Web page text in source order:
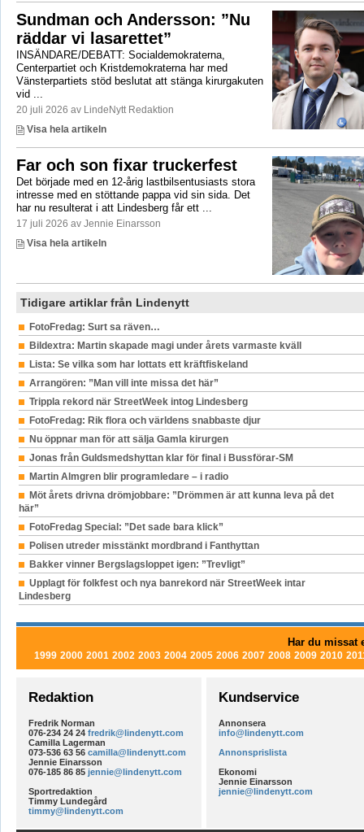
Sundman och Andersson: ”Nu
räddar vi lasarettet”
INSÄNDARE/DEBATT: Socialdemokraterna,
Centerpartiet och Kristdemokraterna har med
Vänsterpartiets stöd beslutat att stänga kirurgakuten
vid ...
20 juli 2026 av LindeNytt Redaktion
Visa hela artikeln
Far och son fixar truckerfest
Det började med en 12-årig lastbilsentusiasts stora
intresse med en stöttande pappa vid sin sida. Det
har nu resulterat i att Lindesberg får ett ...
17 juli 2026 av Jennie Einarsson
Visa hela artikeln
Tidigare artiklar från Lindenytt
FotoFredag: Surt sa räven…
Bildextra: Martin skapade magi under årets varmaste kväll
Lista: Se vilka som har lottats ett kräftfiskeland
Arrangören: ”Man vill inte missa det här”
Trippla rekord när StreetWeek intog Lindesberg
FotoFredag: Rik flora och världens snabbaste djur
Nu öppnar man för att sälja Gamla kirurgen
Jonas från Guldsmedshyttan klar för final i Bussförar-SM
Martin Almgren blir programledare – i radio
Möt årets drivna drömjobbare: ”Drömmen är att kunna leva på det
här”
FotoFredag Special: ”Det sade bara klick”
Polisen utreder misstänkt mordbrand i Fanthyttan
Bakker vinner Bergslagsloppet igen: ”Trevligt”
Upplagt för folkfest och nya banrekord när StreetWeek intar
Lindesberg
Har du missat
1999 2000 2001 2002 2003 2004 2005 2006 2007 2008 2009 2010
Redaktion
Fredrik Norman
076-234 24 24 fredrik@lindenytt.com
Camilla Lagerman
073-536 63 56 camilla@lindenytt.com
Jennie Einarsson
076-185 86 85 jennie@lindenytt.com
Sportredaktion
Timmy Lundegård
timmy@lindenytt.com
Kundservice
Annonsera
info@lindenytt.com
Annonsprislista
Ekonomi
Jennie Einarsson
jennie@lindenytt.com